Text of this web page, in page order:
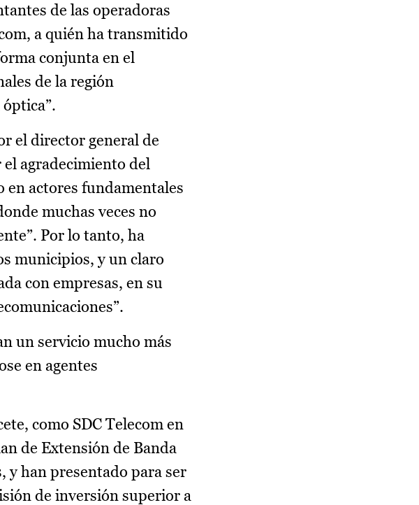
de las operadoras
a quién ha transmitido
conjunta en el
de la región
el director general de
agradecimiento del
en actores fundamentales
muchas veces no
Por lo tanto, ha
municipios, y un claro
con empresas, en su
un servicio mucho más
en agentes
como SDC Telecom en
de Extensión de Banda
y han presentado para ser
de inversión superior a